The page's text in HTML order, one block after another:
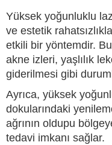
Yüksek yoğunluklu
ve estetik
etkili bir yöntemdir.
akne izleri, yaşlılık
giderilmesi gibi
Ayrıca, yüksek
dokularındaki
ağrının oldupu
tedavi imkanı sağlar.